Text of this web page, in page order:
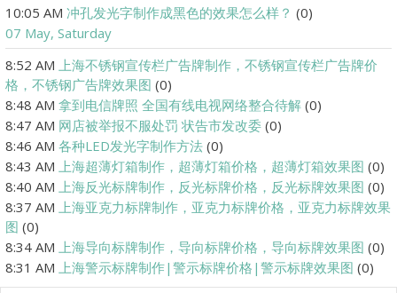
10:05 AM 冲孔发光字制作成黑色的效果怎么样？ (0)
07 May, Saturday
8:52 AM 上海不锈钢宣传栏广告牌制作，不锈钢宣传栏广告牌价
格，不锈钢广告牌效果图 (0)
8:48 AM 拿到电信牌照 全国有线电视网络整合待解 (0)
8:47 AM 网店被举报不服处罚 状告市发改委 (0)
8:46 AM 各种LED发光字制作方法 (0)
8:43 AM 上海超薄灯箱制作，超薄灯箱价格，超薄灯箱效果图 (0)
8:40 AM 上海反光标牌制作，反光标牌价格，反光标牌效果图 (0)
8:37 AM 上海亚克力标牌制作，亚克力标牌价格，亚克力标牌效果
图 (0)
8:34 AM 上海导向标牌制作，导向标牌价格，导向标牌效果图 (0)
8:31 AM 上海警示标牌制作|警示标牌价格|警示标牌效果图 (0)